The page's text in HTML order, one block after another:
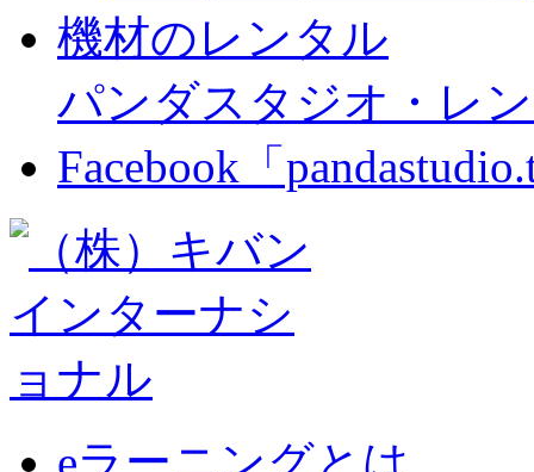
機材のレンタル
パンダスタジオ・レ
Facebook「
eラーニングとは